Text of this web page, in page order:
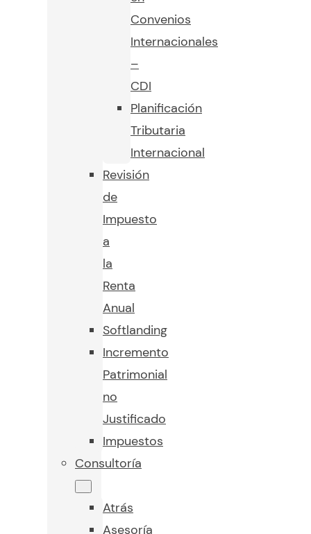
Convenios
Internacionales
–
CDI
Planificación
Tributaria
Internacional
Revisión
de
Impuesto
a
la
Renta
Anual
Softlanding
Incremento
Patrimonial
no
Justificado
Impuestos
Consultoría
Atrás
Asesoría